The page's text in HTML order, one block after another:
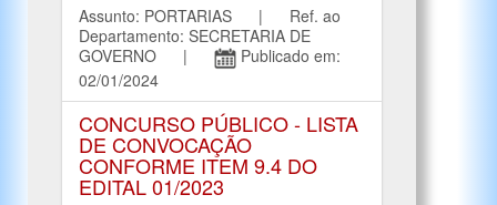
Assunto: PORTARIAS | Ref. ao
Departamento: SECRETARIA DE
GOVERNO |
Publicado em:
02/01/2024
CONCURSO PÚBLICO - LISTA
DE CONVOCAÇÃO
CONFORME ITEM 9.4 DO
EDITAL 01/2023